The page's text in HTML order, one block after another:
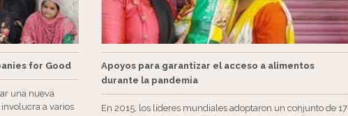
for Good
una nueva
a varios
Apoyos para garantizar el acceso a alimentos
durante la pandemia
En 2015, los líderes mundiales adoptaron un conjunto de 17